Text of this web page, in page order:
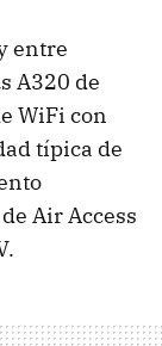
entre
A320 de
WiFi con
típica de
Air Access